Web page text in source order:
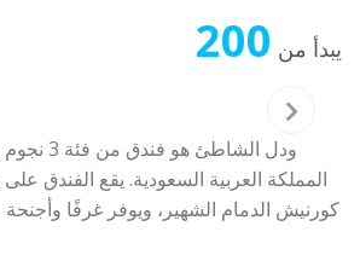
يبدأ من 200
ودل الشاطئ
هو فندق
المملكة العربية السعودية. يقع الفندق
كورنيش الدمام الشهير، ويوفر غرفًا وأجنحة